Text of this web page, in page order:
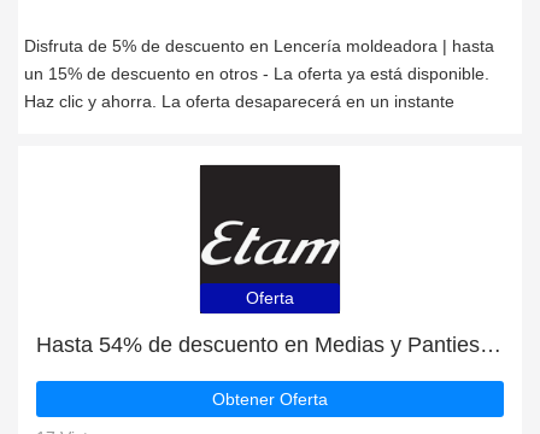
Disfruta de 5% de descuento en Lencería moldeadora | hasta
un 15% de descuento en otros - La oferta ya está disponible.
Haz clic y ahorra. La oferta desaparecerá en un instante
Oferta
Hasta 54% de descuento en Medias y Panties | gran descuento, compre ahora
Obtener Oferta